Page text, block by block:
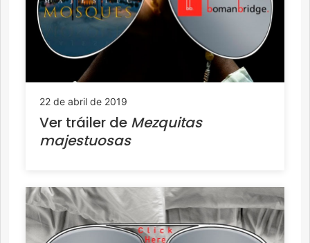
22 de abril de 2019
Ver tráiler de Mezquitas
majestuosas